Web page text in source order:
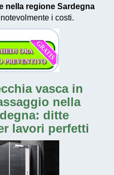
nella regione Sardegna
i costi.
vasca in
nella
ditte
lavori perfetti